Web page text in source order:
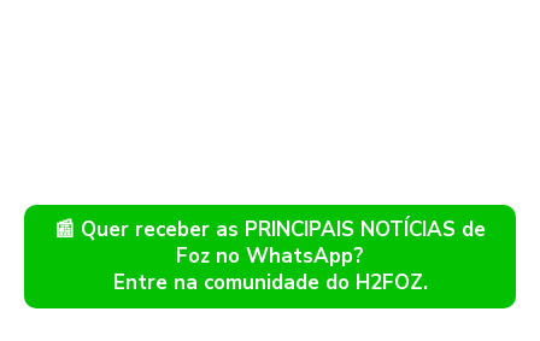
📰 Quer receber as PRINCIPAIS NOTÍCIAS de
Foz no WhatsApp?
Entre na comunidade do H2FOZ.